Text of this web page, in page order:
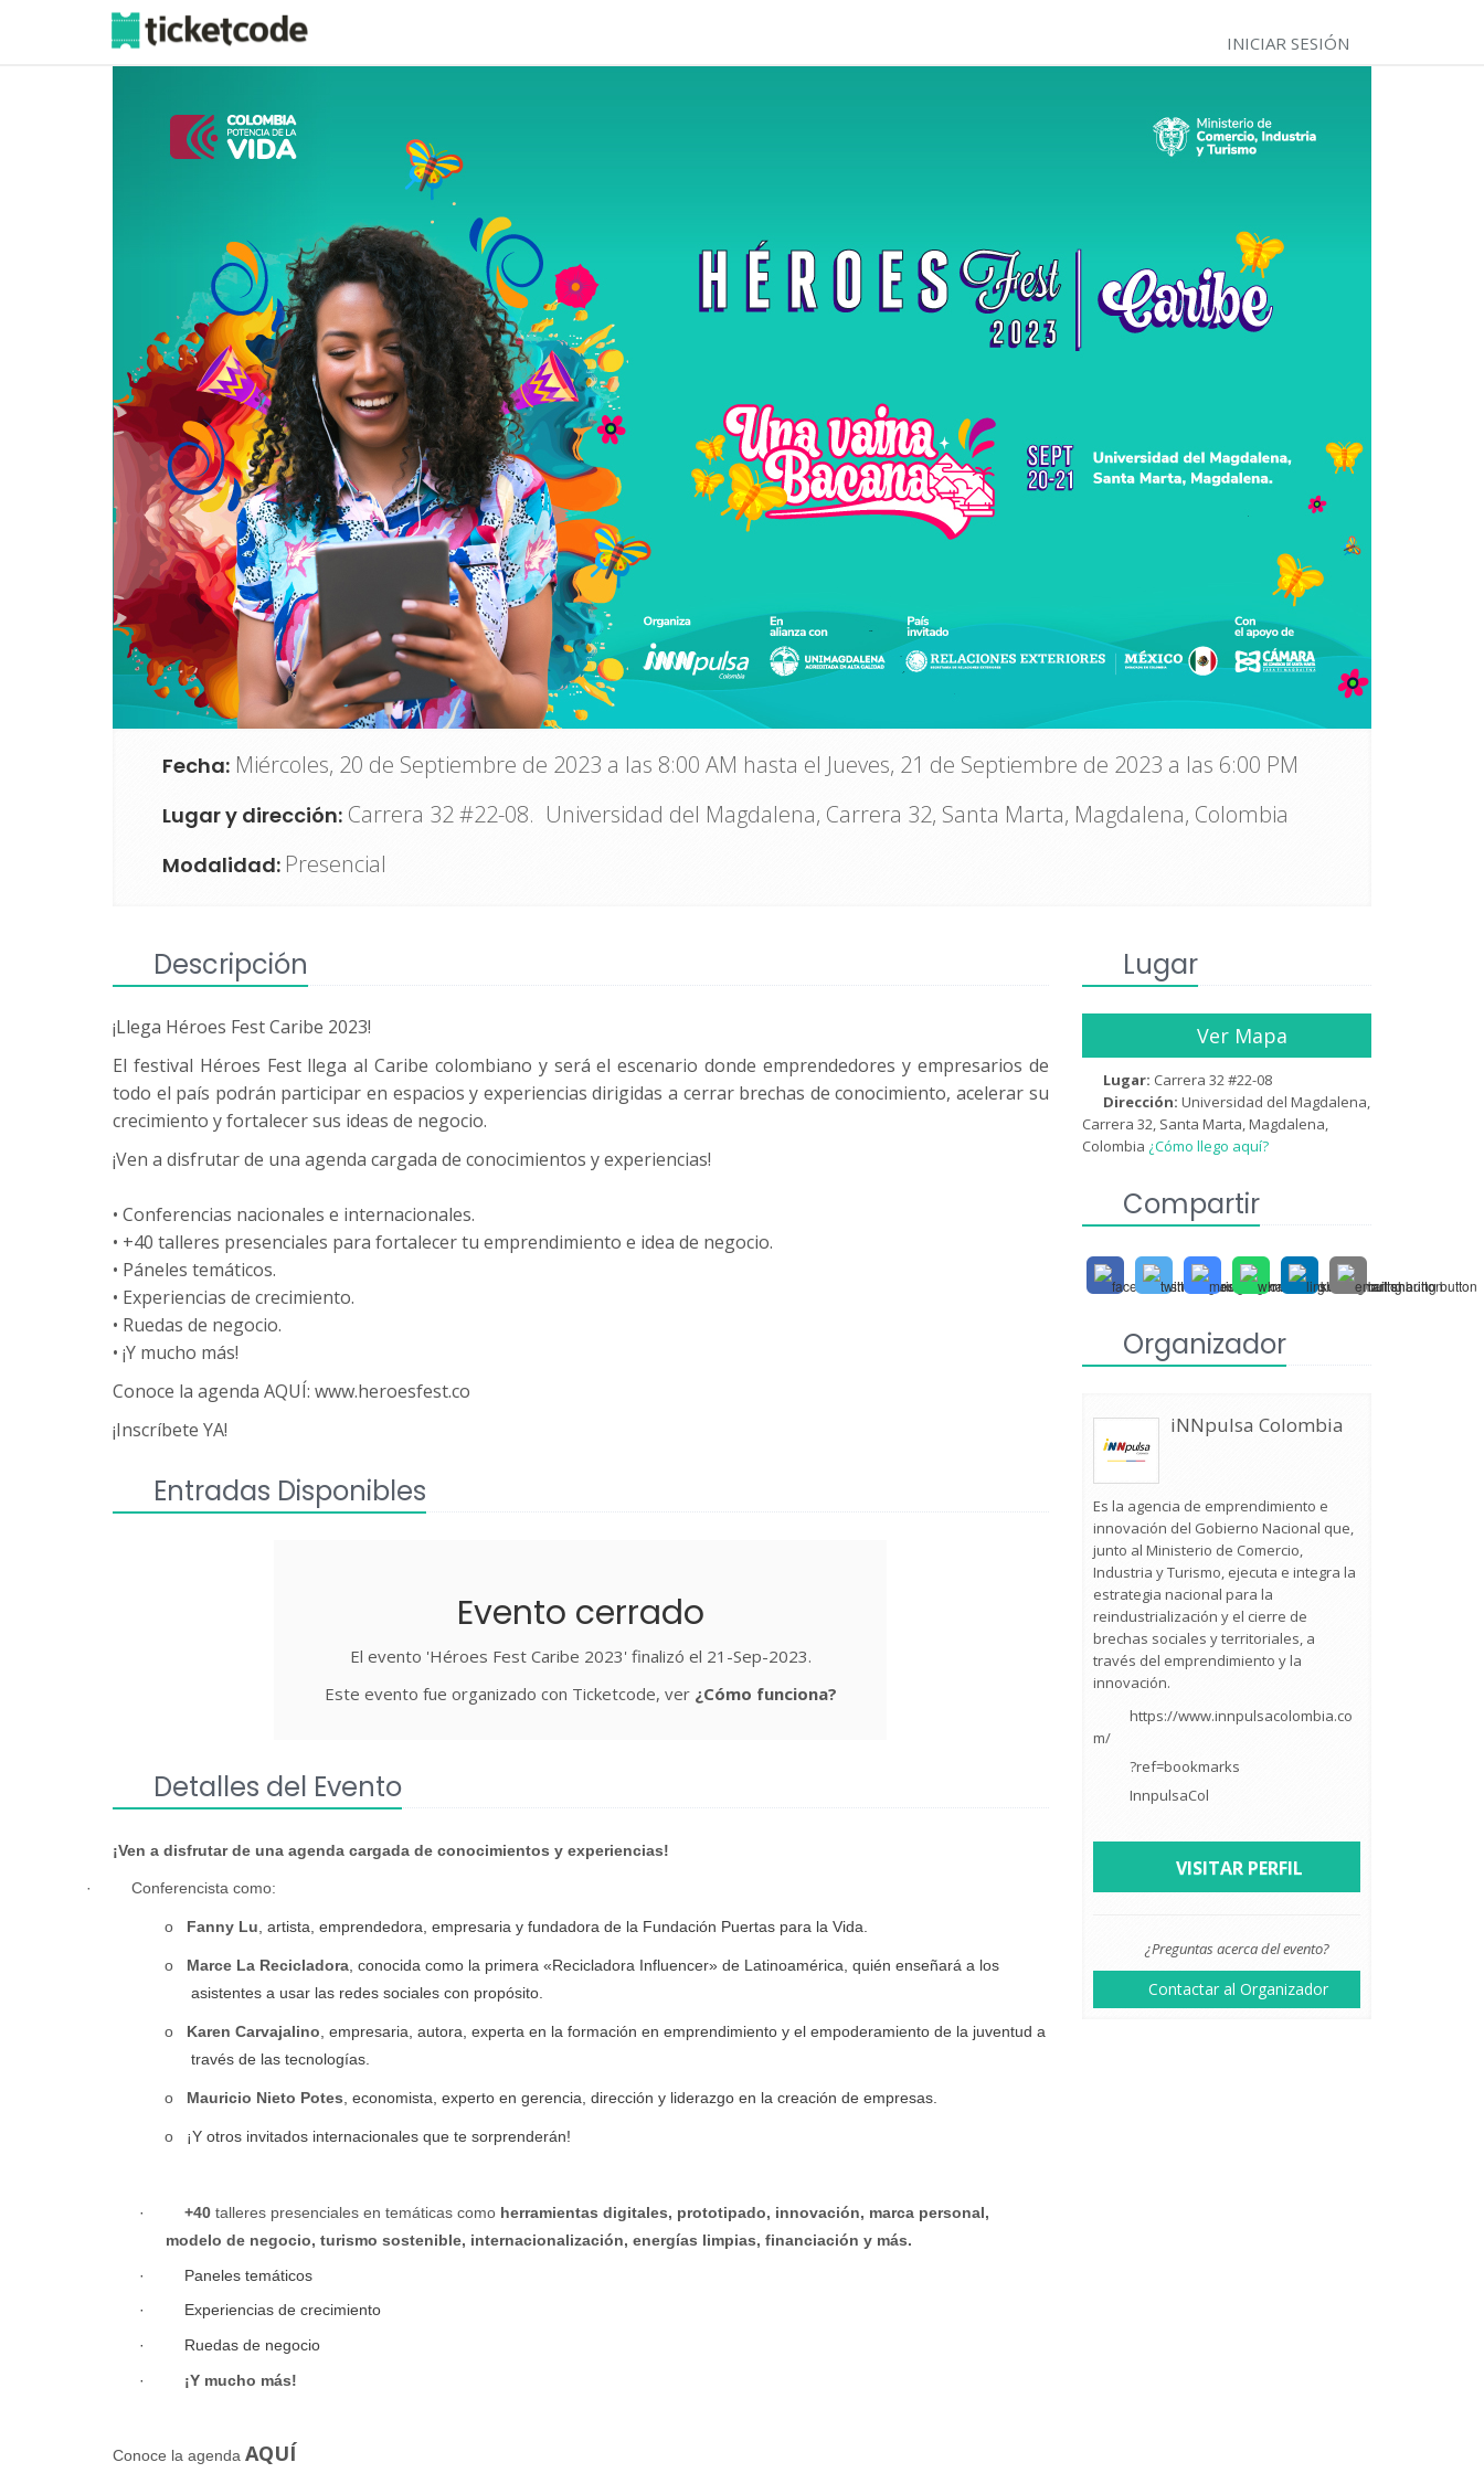
INICIAR SESIÓN
Fecha: Miércoles, 20 de Septiembre de 2023 a las 8:00 AM hasta el Jueves, 21 de Septiembre de 2023 a las 6:00 PM
Lugar y dirección: Carrera 32 #22-08. Universidad del Magdalena, Carrera 32, Santa Marta, Magdalena, Colombia
Modalidad: Presencial
Descripción
¡Llega Héroes Fest Caribe 2023!
El festival Héroes Fest llega al Caribe colombiano y será el escenario donde emprendedores y empresarios de
todo el país podrán participar en espacios y experiencias dirigidas a cerrar brechas de conocimiento, acelerar su
crecimiento y fortalecer sus ideas de negocio.
¡Ven a disfrutar de una agenda cargada de conocimientos y experiencias!
• Conferencias nacionales e internacionales.
• +40 talleres presenciales para fortalecer tu emprendimiento e idea de negocio.
• Páneles temáticos.
• Experiencias de crecimiento.
• Ruedas de negocio.
• ¡Y mucho más!
Conoce la agenda AQUÍ: www.heroesfest.co
¡Inscríbete YA!
Entradas Disponibles
Evento cerrado
El evento 'Héroes Fest Caribe 2023' finalizó el 21-Sep-2023.
Este evento fue organizado con Ticketcode, ver ¿Cómo funciona?
Detalles del Evento
¡Ven a disfrutar de una agenda cargada de conocimientos y experiencias!
· Conferencista como:
o Fanny Lu , artista, emprendedora, empresaria y fundadora de la Fundación Puertas para la Vida.
o Marce La Recicladora , conocida como la primera «Recicladora Influencer» de Latinoamérica, quién enseñará a los
asistentes a usar las redes sociales con propósito.
o Karen Carvajalino , empresaria, autora, experta en la formación en emprendimiento y el empoderamiento de la juventud a
través de las tecnologías.
o Mauricio Nieto Potes , economista, experto en gerencia, dirección y liderazgo en la creación de empresas.
o ¡Y otros invitados internacionales que te sorprenderán!
· +40 talleres presenciales en temáticas como herramientas digitales, prototipado, innovación, marca personal,
modelo de negocio, turismo sostenible, internacionalización, energías limpias, financiación y más.
·
Paneles temáticos
·
Experiencias de crecimiento
·
Ruedas de negocio
·
¡Y mucho más!
Conoce la agenda AQUÍ
Lugar
Ver Mapa
Lugar: Carrera 32 #22-08
Dirección: Universidad del Magdalena,
Carrera 32, Santa Marta, Magdalena,
Colombia ¿Cómo llego aquí?
Compartir
Organizador
iNNpulsa Colombia
Es la agencia de emprendimiento e
innovación del Gobierno Nacional que,
junto al Ministerio de Comercio,
Industria y Turismo, ejecuta e integra la
estrategia nacional para la
reindustrialización y el cierre de
brechas sociales y territoriales, a
través del emprendimiento y la
innovación.
https://www.innpulsacolombia.co
m/
?ref=bookmarks
InnpulsaCol
VISITAR PERFIL
¿Preguntas acerca del evento?
Contactar al Organizador